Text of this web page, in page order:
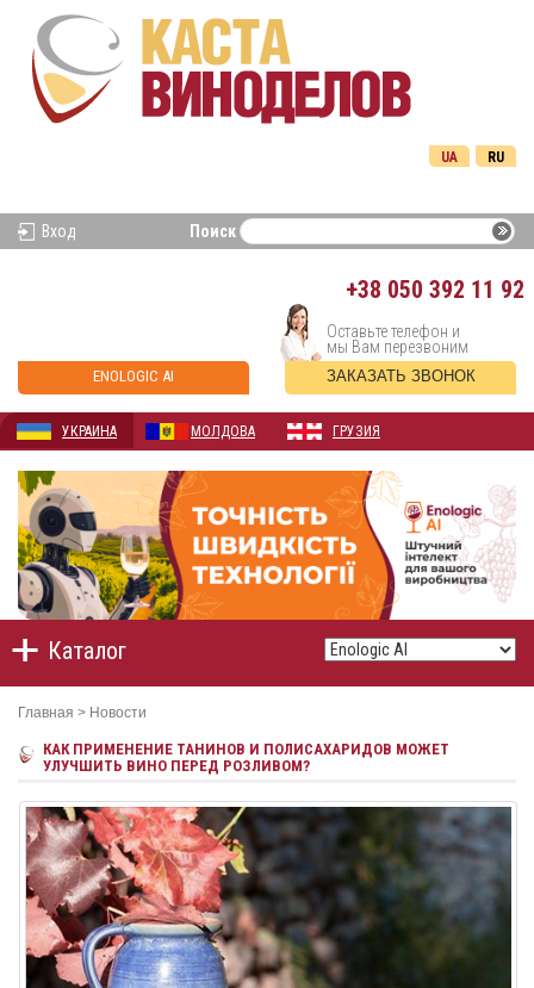
RU
UA
Вход Поиск
+38 050 392 11 92
ENOLOGIC AI
Оставьте телефон и
мы Вам перезвоним
ЗАКАЗАТЬ ЗВОНОК
УКРАИНА МОЛДОВА ГРУЗИЯ
Каталог
Главная > Новости
КАК ПРИМЕНЕНИЕ ТАНИНОВ И ПОЛИСАХАРИДОВ МОЖЕТ
УЛУЧШИТЬ ВИНО ПЕРЕД РОЗЛИВОМ?